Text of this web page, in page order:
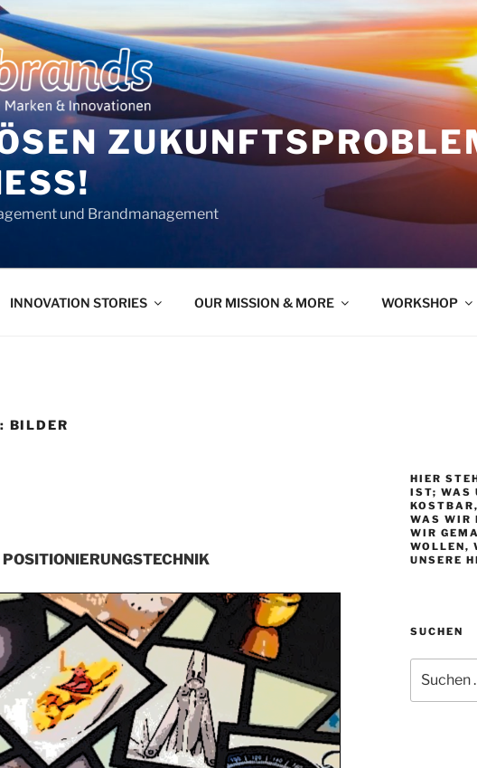
und Brandmanagement
INNOVATION STORIES OUR MISSION & MORE WORKSHOP
BILDER
HIER
IST; WAS
WAS WIR
WIR
WOLLEN,
UNSERE
SUCHEN
nach: